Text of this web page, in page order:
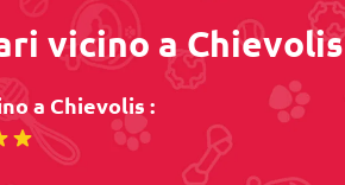
vicino a Chievolis
a Chievolis :